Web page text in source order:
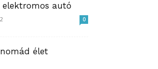
autó
0
élet